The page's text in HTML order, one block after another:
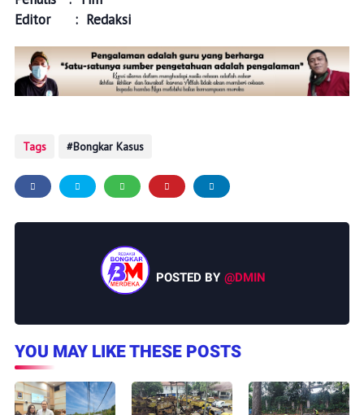
Editor : Redaksi
Tags Bongkar Kasus
POSTED BY @DMIN
YOU MAY LIKE THESE POSTS